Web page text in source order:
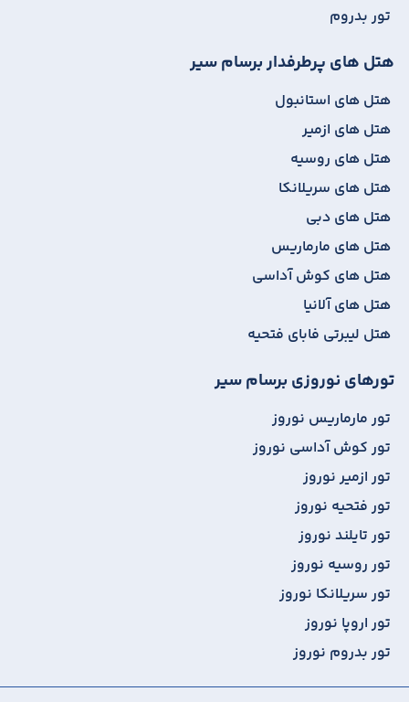
تور بدروم
هتل های پرطرفدار برسام سیر
هتل های استانبول
هتل های ازمیر
هتل های روسیه
هتل های سریلانکا
هتل های دبی
هتل های مارماریس
هتل های کوش آداسی
هتل های آلانیا
هتل لیبرتی فابای فتحیه
تورهای نوروزی برسام سیر
تور مارماریس نوروز
تور کوش آداسی نوروز
تور ازمیر نوروز
تور فتحیه نوروز
تور تایلند نوروز
تور روسیه نوروز
تور سریلانکا نوروز
تور اروپا نوروز
تور بدروم نوروز